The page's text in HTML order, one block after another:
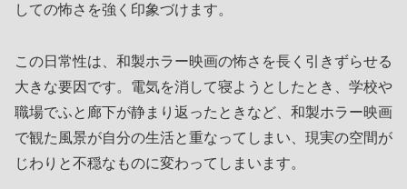
しての怖さを強く印象づけます。
この日常性は、和製ホラー映画の怖さを長く引きずらせる
大きな要因です。電気を消して寝ようとしたとき、学校や
職場でふと廊下が静まり返ったときなど、和製ホラー映画
で観た風景が自分の生活と重なってしまい、現実の空間が
じわりと不穏なものに変わってしまいます。